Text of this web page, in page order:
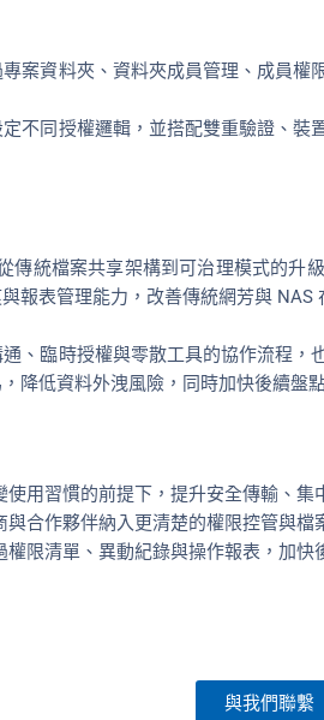
案資料夾、資料夾成員管理、成員
不同授權邏輯，並搭配雙重驗證、
傳統檔案共享架構到可治理模式的升
報表管理能力，改善傳統網芳與 NAS
、臨時授權與零散工具的協作流程
降低資料外洩風險，同時加快後續盤
使用習慣的前提下，提升安全傳輸、集
與合作夥伴納入更清楚的權限控管與檔
權限清單、異動紀錄與操作報表，加快
與我們聯繫